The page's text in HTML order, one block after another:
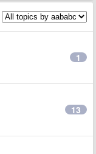
1
13